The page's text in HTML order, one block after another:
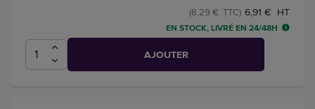
6,91 € HT
(8,29 € TTC)
EN STOCK, LIVRÉ EN 24/48H
AJOUTER